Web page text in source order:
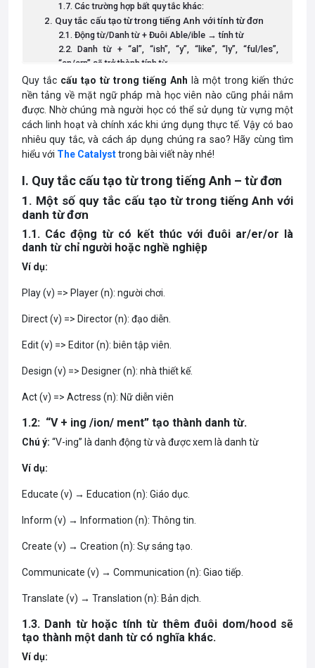
1.7. Các trường hợp bất quy tắc khác:
2. Quy tắc cấu tạo từ trong tiếng Anh với tính từ đơn
2.1. Động từ/Danh từ + Đuôi Able/ible → tính từ
2.2. Danh từ + “al”, “ish”, “y”, “like”, “ly”, “ful/les”,
“en/ern” sẽ trở thành tính từ
2.3. Danh từ có đuôi “sion” chuyển sang tính từ thì thay
bằng đuôi “sive”
2.4. Danh từ có đuôi “ence” → “ent”
3. Quy tắc cấu tạo từ trong tiếng Anh với trạng từ đơn
II. Quy tắc cấu tạo từ trong tiếng Anh – từ ghép
1. Quy tắc cấu tạo từ trong tiếng Anh với danh từ ghép
1.2. Danh từ ghép được ghép lại từ một tính từ và một
danh từ
1.3. Danh từ ghép được tạo nên từ một động từ và một
danh từ
2. Quy tắc cấu tạo từ trong tiếng Anh với tính từ ghép
2.1.Tính từ ghép tạo nên từ danh từ và tính từ đơn
2.4. Tính từ ghép tạo từ tính từ và danh từ có đuôi ed
thành tố trong từ
1. Một số hậu tố trong tiếng Anh
2. Một số tiền tố mang tính phủ định trong tiếng Anh
IV. Bài tập áp dụng các quy tắc cấu tạo từ trong tiếng
Bài 1: Điền dạng đúng của từ trong ngoặc vào chỗ
Bài 2: Trắc nghiệm (chọn đáp án đúng)
Quy tắc cấu tạo từ trong tiếng Anh là một trong kiến thức
nền tảng về mặt ngữ pháp mà học viên nào cũng phải nắm
được. Nhờ chúng mà người học có thể sử dụng từ vựng một
cách linh hoạt và chính xác khi ứng dụng thực tế. Vậy có bao
nhiêu quy tắc, và cách áp dụng chúng ra sao? Hãy cùng tìm
hiểu với The Catalysttrong bài viết này nhé!
I. Quy tắc cấu tạo từ trong tiếng Anh – từ đơn
1. Một số quy tắc cấu tạo từ trong tiếng Anh với
danh từ đơn
1.1. Các động từ có kết thúc với đuôi ar/er/or là
danh từ chỉ người hoặc nghề nghiệp
Ví dụ:
Play (v) => Player (n): người chơi.
Direct (v) => Director (n): đạo diễn.
Edit (v) => Editor (n): biên tập viên.
Design (v) => Designer (n): nhà thiết kế.
Act (v) => Actress (n): Nữ diễn viên
1.2: “V + ing /ion/ ment” tạo thành danh từ.
Chú ý: “V-ing” là danh động từ và được xem là danh từ
Ví dụ:
Educate (v) → Education (n): Giáo dục.
Inform (v) → Information (n): Thông tin.
Create (v) → Creation (n): Sự sáng tạo.
Communicate (v) → Communication (n): Giao tiếp.
Translate (v) → Translation (n): Bản dịch.
1.3. Danh từ hoặc tính từ thêm đuôi dom/hood sẽ
tạo thành một danh từ có nghĩa khác.
Ví dụ: